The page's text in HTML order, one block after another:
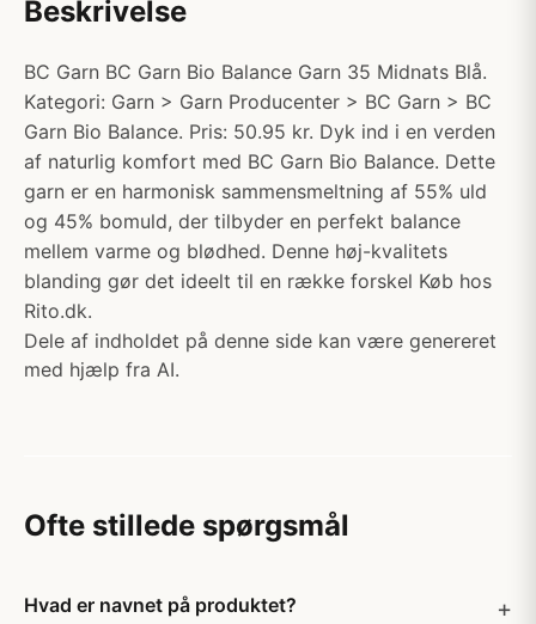
Beskrivelse
BC Garn BC Garn Bio Balance Garn 35 Midnats Blå.
Kategori: Garn > Garn Producenter > BC Garn > BC
Garn Bio Balance. Pris: 50.95 kr. Dyk ind i en verden
af naturlig komfort med BC Garn Bio Balance. Dette
garn er en harmonisk sammensmeltning af 55% uld
og 45% bomuld, der tilbyder en perfekt balance
mellem varme og blødhed. Denne høj-kvalitets
blanding gør det ideelt til en række forskel Køb hos
Rito.dk.
Dele af indholdet på denne side kan være genereret
med hjælp fra AI.
Ofte stillede spørgsmål
Hvad er navnet på produktet?